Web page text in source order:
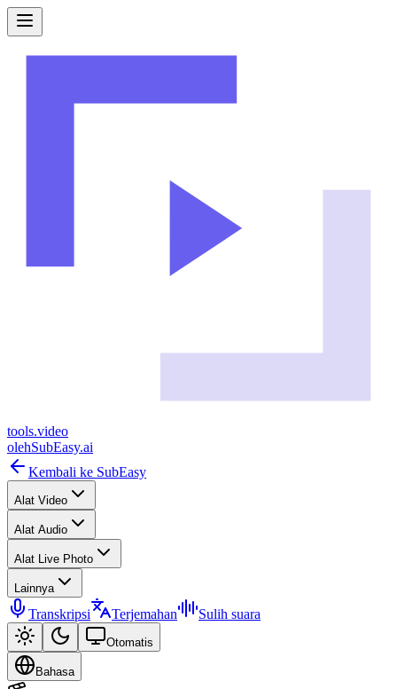
tools.video
olehSubEasy.ai
Kembali ke SubEasy
Alat Video
Alat Audio
Alat Live Photo
Lainnya
Transkripsi Terjemahan Sulih suara
Otomatis
Bahasa